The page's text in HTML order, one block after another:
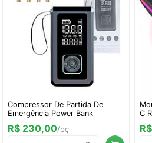
Compressor De Partida De
Emergência Power Bank
R$ 230,00/pç
C